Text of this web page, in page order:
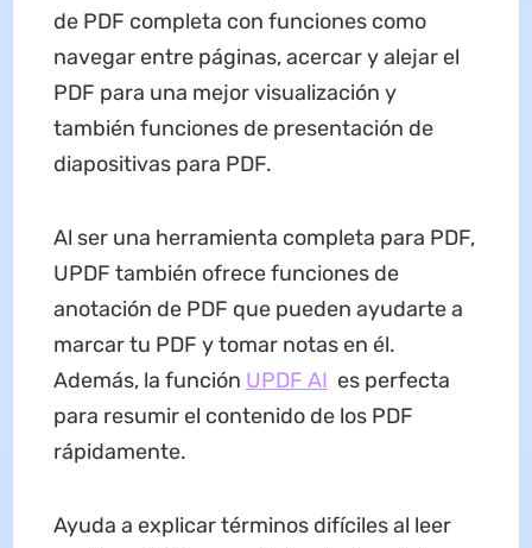
de PDF completa con funciones como
navegar entre páginas, acercar y alejar el
PDF para una mejor visualización y
también funciones de presentación de
diapositivas para PDF.
Al ser una herramienta completa para PDF,
UPDF también ofrece funciones de
anotación de PDF que pueden ayudarte a
marcar tu PDF y tomar notas en él.
Además, la función UPDF AI es perfecta
para resumir el contenido de los PDF
rápidamente.
Ayuda a explicar términos difíciles al leer